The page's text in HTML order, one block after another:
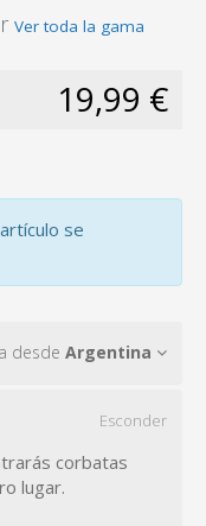
Ver toda la gama
19,99 €
se
desde Argentina
Esconder
corbatas
lugar.